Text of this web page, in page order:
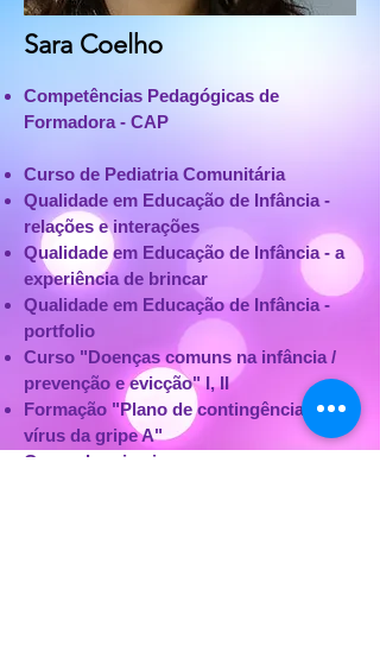
Sara Coelho
Competências Pedagógicas de
Formadora - CAP
Curso de Pediatria Comunitária
Qualidade em Educação de Infância -
relações e interações
Qualidade em Educação de Infância - a
experiência de brincar
Qualidade em Educação de Infância -
portfolio
Curso "Doenças comuns na infância /
prevenção e evicção" I, II
Formação "Plano de contingência do
vírus da gripe A"
Curso de primeiros socorros